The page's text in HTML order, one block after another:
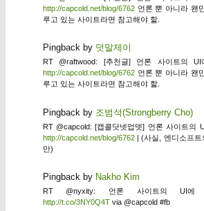
http://capcold.net/blog/6762언론 뿐 아니라 왠
루고 있는 사이트라면 참고해야 할.
Pingback by 덧말제이
RT @raftwood: [추천글] 언론 사이트의 UI
http://capcold.net/blog/6762언론 뿐 아니라 왠
루고 있는 사이트라면 참고해야 할.
Pingback by 조범석(Strongberry Cho)
RT @capcold: [캡콜닷넷업뎃] 언론 사이트의
http://capcold.net/blog/6762| (사실, 엔디소프트
만)
Pingback by Nakho Kim
RT @nyxity: 언론 사이트의 UI에
http://t.co/3NY0Q4Tvia @capcold #fb